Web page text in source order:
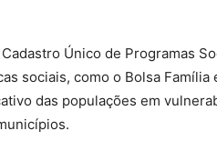
Único de Programas
sociais, como o Bolsa Família
das populações em